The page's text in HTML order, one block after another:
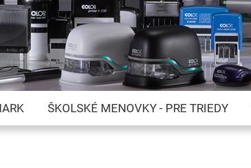
ŠKOLSKÉ MENOVKY - PRE TRIEDY